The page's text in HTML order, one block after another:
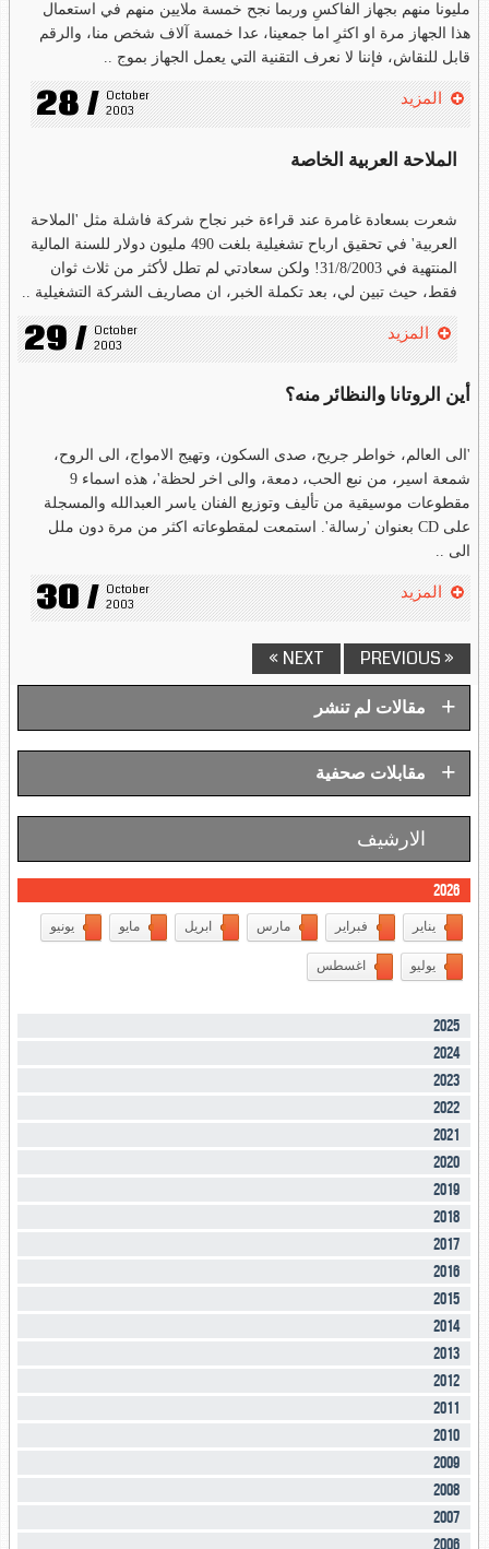
مليونا منهم بجهاز الفاكسِ وربما نجح خمسة ملايين منهم في استعمال
هذا الجهاز مرة او اكثرِ اما جمعينا، عدا خمسة آلاف شخص منا، والرقم
قابل للنقاش، فإننا لا نعرف التقنية التي يعمل الجهاز بموج ..
28 / October
2003
المزيد
الملاحة العربية الخاصة
شعرت بسعادة غامرة عند قراءة خبر نجاح شركة فاشلة مثل 'الملاحة
العربية' في تحقيق ارباح تشغيلية بلغت 490 مليون دولار للسنة المالية
المنتهية في 31/8/2003! ولكن سعادتي لم تطل لأكثر من ثلاث ثوان
فقط، حيث تبين لي، بعد تكملة الخبر، ان مصاريف الشركة التشغيلية ..
29 / October
2003
المزيد
أين الروتانا والنظائر منه؟
'الى العالم، خواطر جريح، صدى السكون، وتهيج الامواج، الى الروح،
شمعة اسير، من نبع الحب، دمعة، والى اخر لحظة'، هذه اسماء 9
مقطوعات موسيقية من تأليف وتوزيع الفنان ياسر العبدالله والمسجلة
على CD بعنوان 'رسالة'. استمعت لمقطوعاته اكثر من مرة دون ملل
الى ..
30 / October
2003
المزيد
« PREVIOUS
NEXT »
مقالات لم تنشر +
مقابلات صحفية +
الارشيف
2026
يناير فبراير مارس ابريل مايو يونيو
يوليو اغسطس
2025
2024
2023
2022
2021
2020
2019
2018
2017
2016
2015
2014
2013
2012
2011
2010
2009
2008
2007